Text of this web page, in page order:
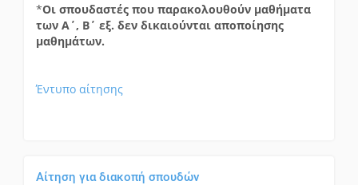
*Οι σπουδαστές που παρακολουθούν μαθήματα
των Α΄, Β΄ εξ. δεν δικαιούνται αποποίησης
μαθημάτων.
Έντυπο αίτησης
Αίτηση για διακοπή σπουδών